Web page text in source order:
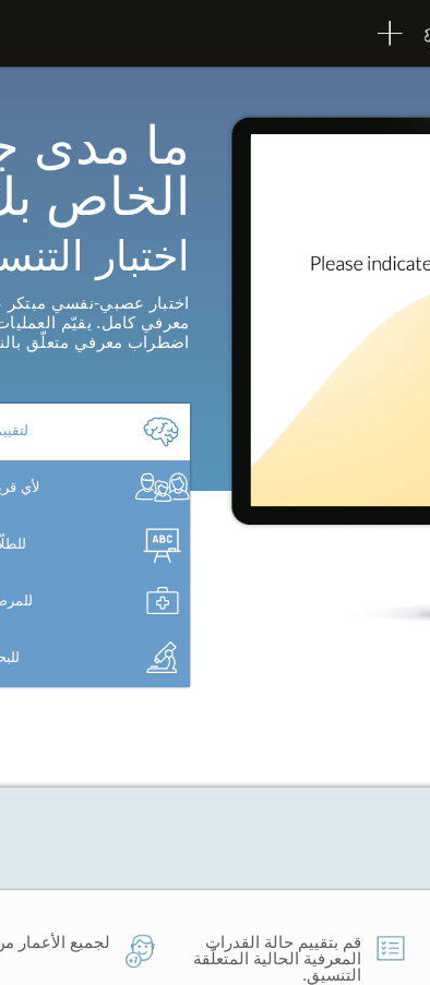
ما مدى
الخاص
اختبار
اختبار عصبي-نفسي مبتكر
معرفي كامل. يقيّم
اضطراب معرفي متعلّق
لأي
قم بتقييم حالة القدرات
المعرفية الحالية المتعلّقة
التنسيق.
لجميع الأعمار من 7